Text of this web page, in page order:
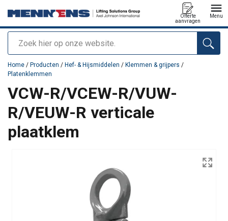
Zoeken
Offerte
aanvragen
Menu
toegevoegd aan uw offerte
Home / Producten / Hef- & Hijsmiddelen / Klemmen & grijpers /
Platenklemmen
VCW-R/VCEW-R/VUW-
R/VEUW-R verticale
plaatklem